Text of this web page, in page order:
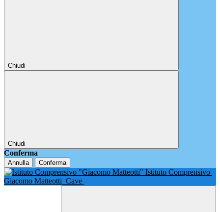
Chiudi
Chiudi
Conferma
Annulla Conferma
Istituto Comprensivo
Giacomo Matteotti Cave